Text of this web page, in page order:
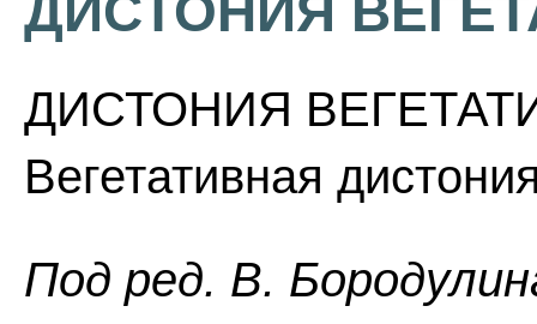
ДИСТОНИЯ
Вегетативная
Пoд peд. B.